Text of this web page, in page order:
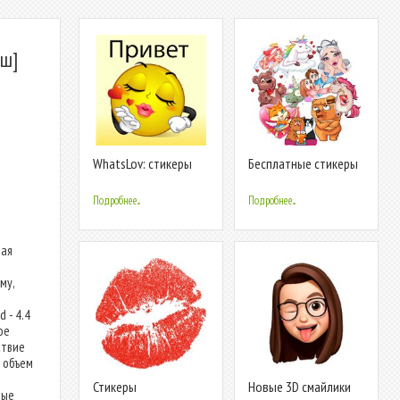
- 4.4
WhatsLov: стикеры
(WAStickerapps)
Подробнее...
Бесплатные стикеры
Подробнее...
Стикеры
Новые 3D смайлики